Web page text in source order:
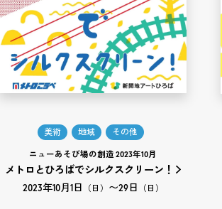
美術 地域 その他
ニューあそび場の創造 2023年10月
メトロとひろばでシルクスクリーン！
2023年10月1日
（日） 〜29日 （日）